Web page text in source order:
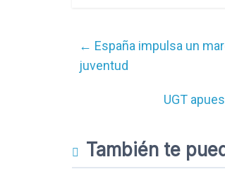
← España impulsa un
juventud
UGT
También te